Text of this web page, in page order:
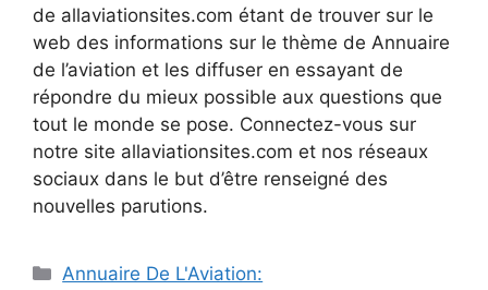
de allaviationsites.com étant de trouver sur le
web des informations sur le thème de Annuaire
de l’aviation et les diffuser en essayant de
répondre du mieux possible aux questions que
tout le monde se pose. Connectez-vous sur
notre site allaviationsites.com et nos réseaux
sociaux dans le but d’être renseigné des
nouvelles parutions.
Catégories
Annuaire De L'Aviation: